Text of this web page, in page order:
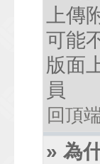
上傳
可能
版面
員
回頂
» 為